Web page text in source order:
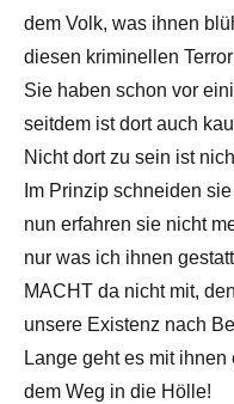
dem Volk, was ihnen
diesen kriminellen
Sie haben schon vor
seitdem ist dort auch
Nicht dort zu sein ist
Im Prinzip schneiden
nun erfahren sie nicht
nur was ich ihnen
MACHT da nicht mit,
unsere Existenz nach
Lange geht es mit
dem Weg in die Hölle!